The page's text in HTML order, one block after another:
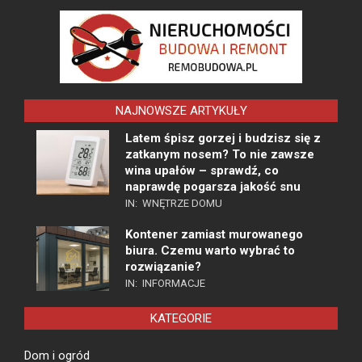
NAJNOWSZE ARTYKUŁY
Latem śpisz gorzej i budzisz się z
zatkanym nosem? To nie zawsze
wina upałów – sprawdź, co
naprawdę pogarsza jakość snu
IN: WNĘTRZE DOMU
Kontener zamiast murowanego
biura. Czemu warto wybrać to
rozwiązanie?
IN: INFORMACJE
KATEGORIE
Dom i ogród